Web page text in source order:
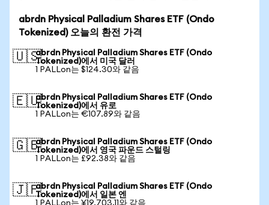
abrdn Physical Palladium Shares ETF (Ondo
Tokenized) 오늘의 환전 가격
🇺🇸abrdn Physical Palladium Shares ETF (Ondo
Tokenized)에서 미국 달러
1 PALLon는 $124.30와 같음
🇪🇺abrdn Physical Palladium Shares ETF (Ondo
Tokenized)에서 유로
1 PALLon는 €107.89와 같음
🇬🇧abrdn Physical Palladium Shares ETF (Ondo
Tokenized)에서 영국 파운드 스털링
1 PALLon는 £92.38와 같음
🇯🇵abrdn Physical Palladium Shares ETF (Ondo
Tokenized)에서 일본 엔
1 PALLon는 ¥19,703.11와 같음